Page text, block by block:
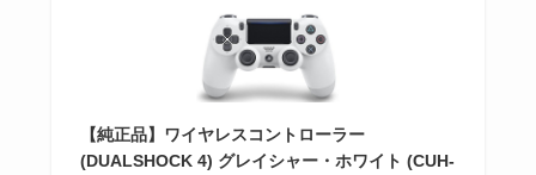
【純正品】ワイヤレスコントローラー
(DUALSHOCK 4) グレイシャー・ホワイト (CUH-